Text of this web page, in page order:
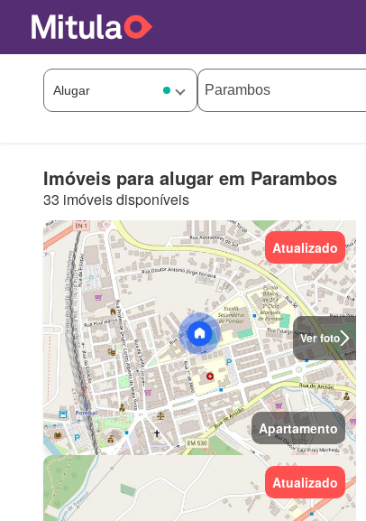
Imóveis para alugar em Parambos
33 imóveis disponíveis
Ver foto
Atualizado
Apartamento
Atualizado